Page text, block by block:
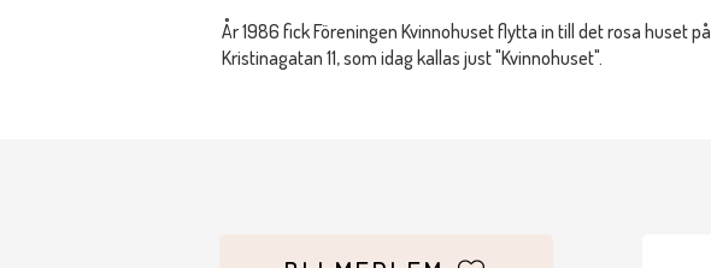
År 1986 fick Föreningen Kvinnohuset flytta in till det rosa huset på
Kristinagatan 11, som idag kallas just "Kvinnohuset".